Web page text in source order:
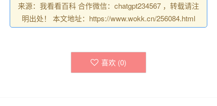
来源：我看看百科 合作微信：chatgpt234567 ，转载请注
明出处！ 本文地址：https://www.wokk.cn/256084.html
喜欢 (0)